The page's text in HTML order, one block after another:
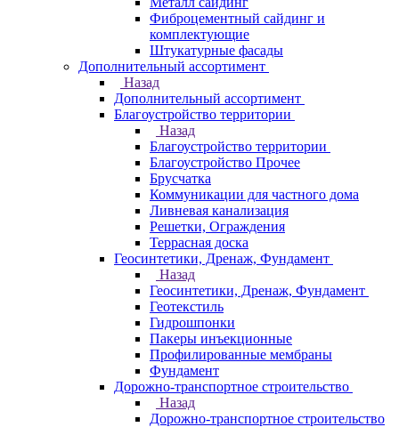
Фиброцементный сайдинг и
комплектующие
Штукатурные фасады
Дополнительный ассортимент
Назад
Дополнительный ассортимент
Благоустройство территории
Назад
Благоустройство территории
Благоустройство Прочее
Брусчатка
Коммуникации для частного дома
Ливневая канализация
Решетки, Ограждения
Террасная доска
Геосинтетики, Дренаж, Фундамент
Назад
Геосинтетики, Дренаж, Фундамент
Геотекстиль
Гидрошпонки
Пакеры инъекционные
Профилированные мембраны
Фундамент
Дорожно-транспортное строительство
Назад
Дорожно-транспортное строительство